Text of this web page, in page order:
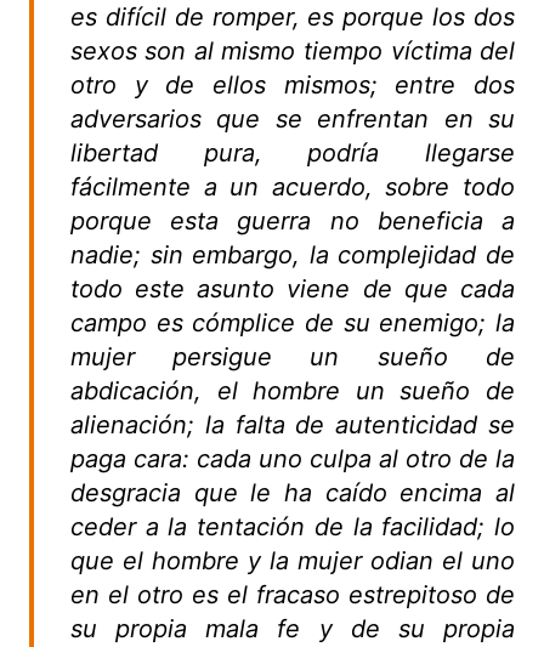
es difícil de romper, es porque los dos
sexos son al mismo tiempo víctima del
otro y de ellos mismos; entre dos
adversarios que se enfrentan en su
libertad pura, podría llegarse
fácilmente a un acuerdo, sobre todo
porque esta guerra no beneficia a
nadie; sin embargo, la complejidad de
todo este asunto viene de que cada
campo es cómplice de su enemigo; la
mujer persigue un sueño de
abdicación, el hombre un sueño de
alienación; la falta de autenticidad se
paga cara: cada uno culpa al otro de la
desgracia que le ha caído encima al
ceder a la tentación de la facilidad; lo
que el hombre y la mujer odian el uno
en el otro es el fracaso estrepitoso de
su propia mala fe y de su propia